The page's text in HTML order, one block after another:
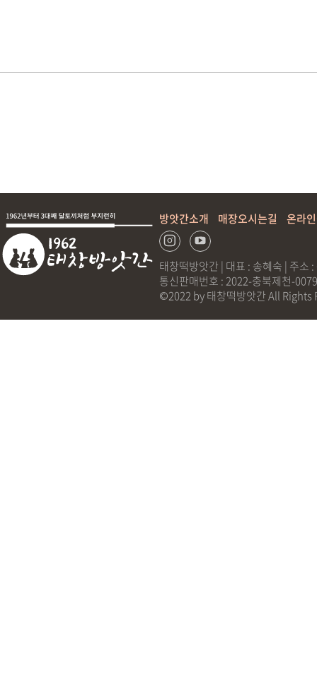
방앗간소개 매장오시는길 온라
태창떡방앗간 | 대표 : 송혜숙 | 주
통신판매번호 : 2022-충북제천-
©2022 by 태창떡방앗간 All Rights